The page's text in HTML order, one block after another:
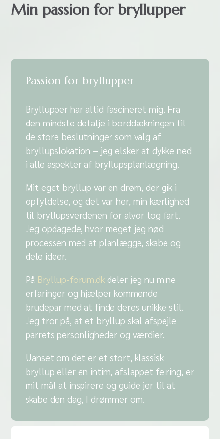
Min passion for bryllupper
Passion for bryllupper
Bryllupper har altid fascineret mig. Fra
den mindste detalje i borddækningen til
de store beslutninger som valg af
bryllupslokation – jeg elsker at dykke ned
i alle aspekter af bryllupsplanlægning.
Mit eget bryllup var en drøm, der gik i
opfyldelse, og det var her, min kærlighed
til bryllupsverdenen for alvor tog fart.
Jeg opdagede, hvor meget jeg nød
processen med at planlægge, skabe og
dele ideer.
På Bryllup-forum.dk deler jeg nu mine
erfaringer og hjælper kommende
brudepar med at finde deres unikke stil.
Jeg tror på, at et bryllup skal afspejle
parrets personligheder og værdier.
Uanset om det er et stort, klassisk
bryllup eller en intim, afslappet fejring, er
mit mål at inspirere og guide jer til at
skabe den dag, I drømmer om.